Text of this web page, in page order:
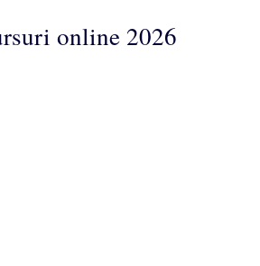
online 2026